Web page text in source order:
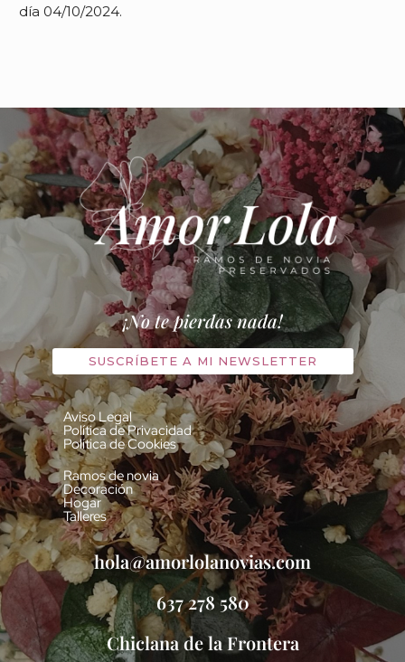
día 04/10/2024.
¡No te pierdas nada!
SUSCRÍBETE A MI NEWSLETTER
Aviso Legal
Política de Privacidad
Política de Cookies
Ramos de novia
Decoración
Hogar
Talleres
hola@amorlolanovias.com
637 278 580
Chiclana de la Frontera